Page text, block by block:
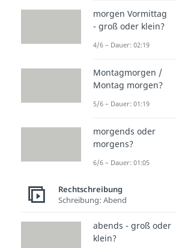
Varianten
Abkürzung
lmao/LMAO
zur
(01:03)
„LMAO“ reicht
amüsierte
auszudrücken?
wie du deine
LMFAO
morgen Vormittag
- groß oder klein?
4/6 – Dauer: 02:19
Montagmorgen /
Montag morgen?
5/6 – Dauer: 01:19
morgends oder
morgens?
6/6 – Dauer: 01:05
Rechtschreibung
Schreibung: Abend
abends - groß oder
klein?